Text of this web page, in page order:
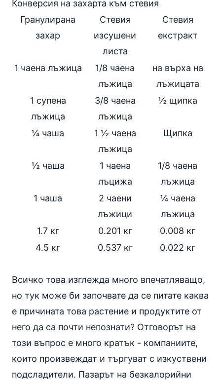
Конверсия на захарта към стевия
Гранулирана
захар
Стевия
изсушени
листа
Стевия
екстракт
1 чаена лъжица
1/8 чаена
лъжица
на върха на
лъжицата
1 супена
лъжица
3/8 чаена
лъжица
½ щипка
¼ чаша
1 ½ чаена
лъжица
Щипка
½ чаша
1 чаена
лъцижа
1/8 чаена
лъжица
1 чаша
2 чаени
лъжици
¼ чаена
лъжица
1.7 кг
0.201 кг
0.008 кг
4.5 кг
0.537 кг 0.022 кг
Всичко това изглежда много впечатляващо,
но тук може би започвате да се питате каква
е причината това растение и продуктите от
него да са почти непознати? Отговорът на
този въпрос е много кратък - компаниите,
които произвеждат и търгуват с изкуствени
подсладители. Пазарът на безкалорийни